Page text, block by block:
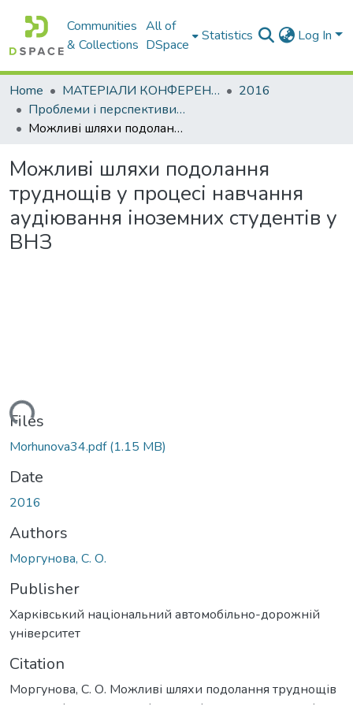
Communities
& Collections
All of
DSpace
Statistics Log In
Home МАТЕРІАЛИ КОНФЕРЕНЦІЙ
2016
Проблеми і перспективи мовної підготовки іноземних студентів
Можливі шляхи подолання труднощів у процесі навчання аудіювання іноземних студентів у ВНЗ
Можливі шляхи подолання
труднощів у процесі навчання
аудіювання іноземних студентів у
ВНЗ
Loading...
Files
Morhunova34.pdf(1.15 MB)
Date
2016
Authors
Моргунова, C. О.
Publisher
Харківський національний автомобільно-дорожній
університет
Citation
Моргунова, C. О. Можливі шляхи подолання труднощів